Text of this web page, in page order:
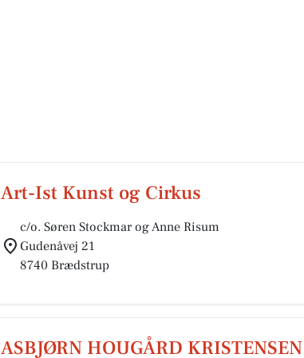
Art-Ist Kunst og Cirkus
c/o. Søren Stockmar og Anne Risum
Gudenåvej 21
8740 Brædstrup
ASBJØRN HOUGÅRD KRISTENSEN